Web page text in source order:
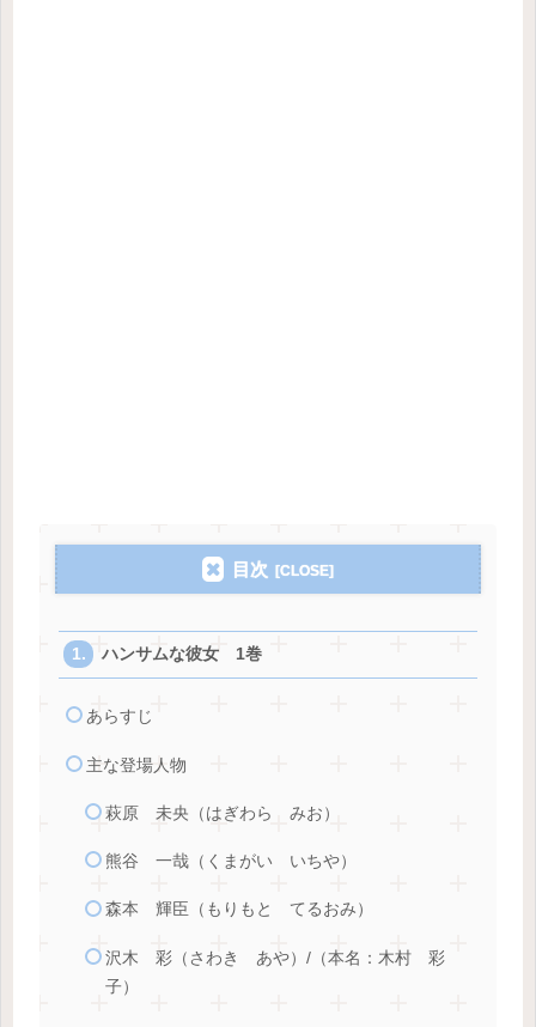
目次
ハンサムな彼女 1巻
あらすじ
主な登場人物
萩原 未央（はぎわら みお）
熊谷 一哉（くまがい いちや）
森本 輝臣（もりもと てるおみ）
沢木 彩（さわき あや）/（本名：木村 彩
子）